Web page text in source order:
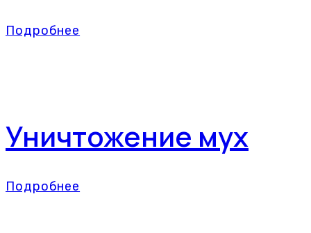
Подробнее
Уничтожение мух
Подробнее